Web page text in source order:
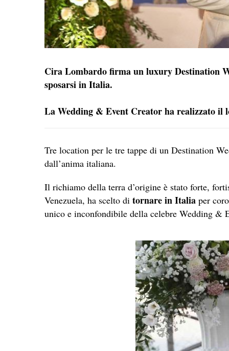
Cira Lombardo firma un luxury Destination
sposarsi in Italia.
La Wedding & Event Creator ha realizzato il
Tre location per le tre tappe di un Destination
dall’anima italiana.
Il richiamo della terra d’origine è stato forte,
Venezuela, ha scelto di tornare in Italia per
unico e inconfondibile della celebre Wedding &